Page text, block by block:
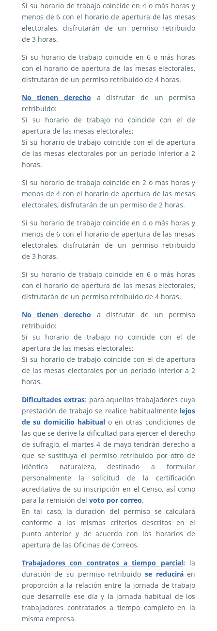
Si su horario de trabajo coincide en 4 o más horas y
menos de 6 con el horario de apertura de las mesas
electorales, disfrutarán de un permiso retribuido
de 3 horas.
Si su horario de trabajo coincide en 6 o más horas
con el horario de apertura de las mesas electorales,
disfrutarán de un permiso retribuido de 4 horas.
No tienen derecho a disfrutar de un permiso
retribuido:
Si su horario de trabajo no coincide con el de
apertura de las mesas electorales;
Si su horario de trabajo coincide con el de apertura
de las mesas electorales por un periodo inferior a 2
horas.
Si su horario de trabajo coincide en 2 o más horas y
menos de 4 con el horario de apertura de las mesas
electorales, disfrutarán de un permiso de 2 horas.
Si su horario de trabajo coincide en 4 o más horas y
menos de 6 con el horario de apertura de las mesas
electorales, disfrutarán de un permiso retribuido
de 3 horas.
Si su horario de trabajo coincide en 6 o más horas
con el horario de apertura de las mesas electorales,
disfrutarán de un permiso retribuido de 4 horas.
No tienen derecho a disfrutar de un permiso
retribuido:
Si su horario de trabajo no coincide con el de
apertura de las mesas electorales;
Si su horario de trabajo coincide con el de apertura
de las mesas electorales por un periodo inferior a 2
horas.
Dificultades extras: para aquellos trabajadores cuya
prestación de trabajo se realice habitualmente lejos
de su domicilio habitualo en otras condiciones de
las que se derive la dificultad para ejercer el derecho
de sufragio, el martes 4 de mayo tendrán derecho a
que se sustituya el permiso retribuido por otro de
idéntica naturaleza, destinado a formular
personalmente la solicitud de la certificación
acreditativa de su inscripción en el Censo, así como
para la remisión del voto por correo.
En tal caso, la duración del permiso se calculará
conforme a los mismos criterios descritos en el
punto anterior y de acuerdo con los horarios de
apertura de las Oficinas de Correos.
Trabajadores con contratos a tiempo parcial: la
duración de su permiso retribuido se reduciráen
proporción a la relación entre la jornada de trabajo
que desarrolle ese día y la jornada habitual de los
trabajadores contratados a tiempo completo en la
misma empresa.